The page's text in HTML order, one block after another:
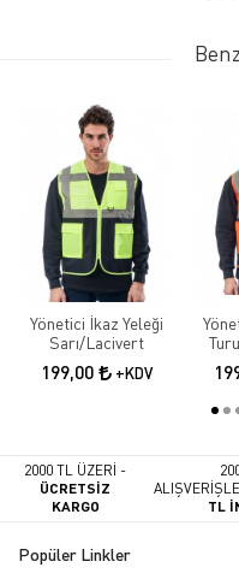
Yönetici İkaz Yeleği
Sarı/Lacivert
199,00 +KDV
2000 TL ÜZERİ -
ÜCRETSİZ
KARGO
TL
Popüler Linkler